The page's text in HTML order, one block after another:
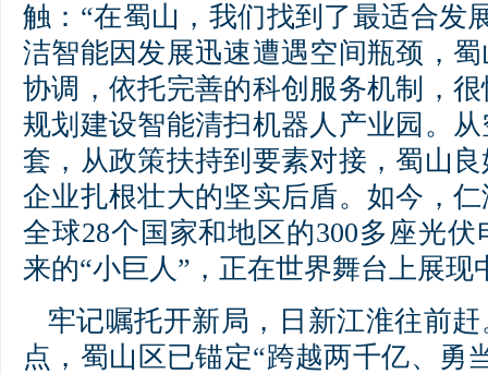
触：“在蜀山，我们找到了最适合发
洁智能因发展迅速遭遇空间瓶颈，
协调，依托完善的科创服务机制，
规划建设智能清扫机器人产业园。
套，从政策扶持到要素对接，蜀山
企业扎根壮大的坚实后盾。如今，
全球28个国家和地区的300多座光
来的“小巨人”，正在世界舞台上展现
牢记嘱托开新局，日新江淮往前
点，蜀山区已锚定“跨越两千亿、勇